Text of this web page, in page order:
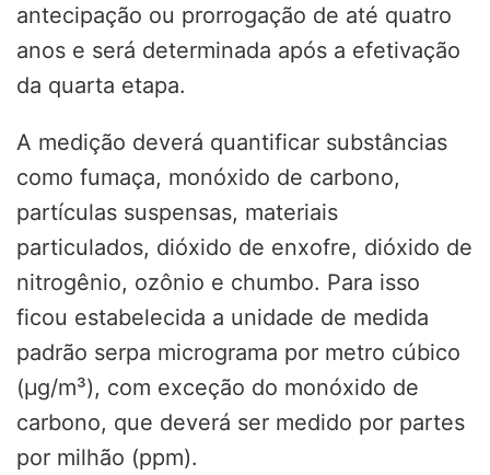
antecipação ou prorrogação de até quatro
anos e será determinada após a efetivação
da quarta etapa.
A medição deverá quantificar substâncias
como fumaça, monóxido de carbono,
partículas suspensas, materiais
particulados, dióxido de enxofre, dióxido de
nitrogênio, ozônio e chumbo. Para isso
ficou estabelecida a unidade de medida
padrão serpa micrograma por metro cúbico
(µg/m³), com exceção do monóxido de
carbono, que deverá ser medido por partes
por milhão (ppm).